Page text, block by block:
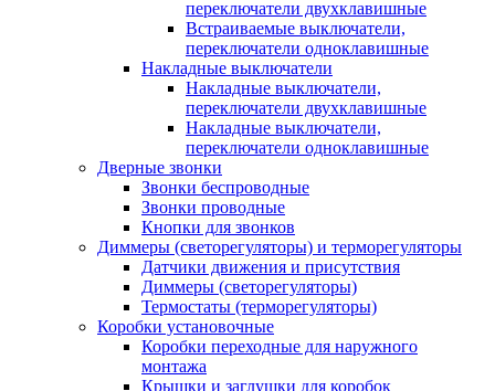
переключатели двухклавишные
Встраиваемые выключатели,
переключатели одноклавишные
Накладные выключатели
Накладные выключатели,
переключатели двухклавишные
Накладные выключатели,
переключатели одноклавишные
Дверные звонки
Звонки беспроводные
Звонки проводные
Кнопки для звонков
Диммеры (светорегуляторы) и терморегуляторы
Датчики движения и присутствия
Диммеры (светорегуляторы)
Термостаты (терморегуляторы)
Коробки установочные
Коробки переходные для наружного
монтажа
Крышки и заглушки для коробок